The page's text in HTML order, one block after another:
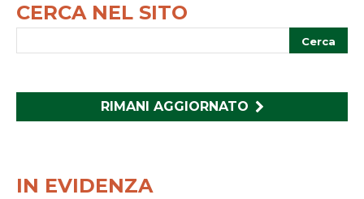
CERCA NEL SITO
RIMANI AGGIORNATO
IN EVIDENZA